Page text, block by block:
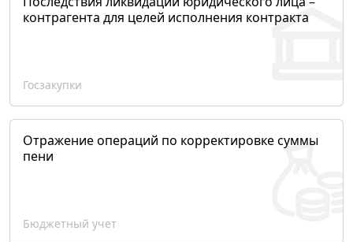
контрагента для целей исполнения контракта
Госзакупки
Отражение операций по корректировке суммы
пени
Бюджетный учет